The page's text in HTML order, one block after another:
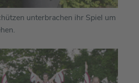
unterbrachen ihr Spiel um